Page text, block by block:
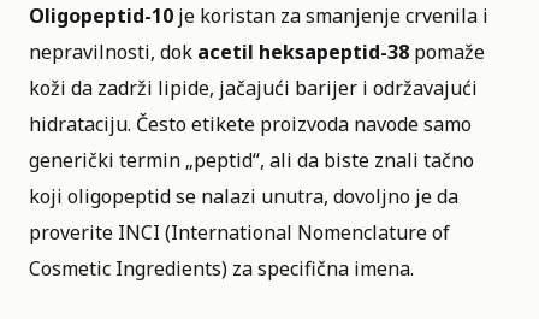
Oligopeptid-10 je koristan za smanjenje crvenila i
nepravilnosti, dok acetil heksapeptid-38 pomaže
koži da zadrži lipide, jačajući barijer i održavajući
hidrataciju. Često etikete proizvoda navode samo
generički termin „peptid“, ali da biste znali tačno
koji oligopeptid se nalazi unutra, dovoljno je da
proverite INCI (International Nomenclature of
Cosmetic Ingredients) za specifična imena.